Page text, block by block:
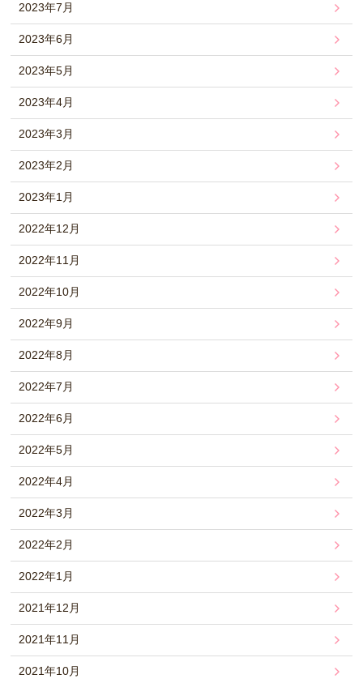
2023年7月
2023年6月
2023年5月
2023年4月
2023年3月
2023年2月
2023年1月
2022年12月
2022年11月
2022年10月
2022年9月
2022年8月
2022年7月
2022年6月
2022年5月
2022年4月
2022年3月
2022年2月
2022年1月
2021年12月
2021年11月
2021年10月